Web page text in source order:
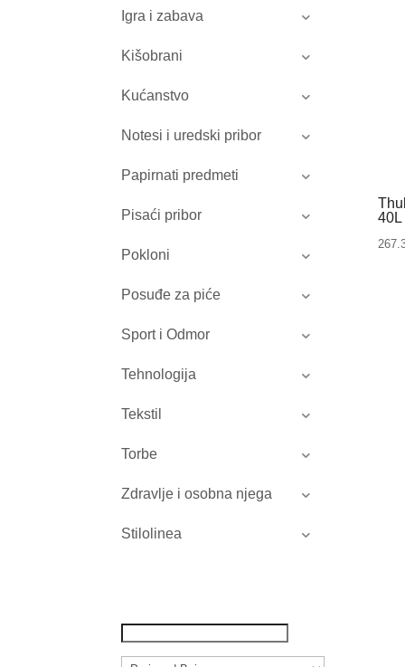
Igra i zabava
Kišobrani
Kućanstvo
Notesi i uredski pribor
Papirnati predmeti
Pisaći pribor
Pokloni
Posuđe za piće
Sport i Odmor
Tehnologija
Tekstil
Torbe
Zdravlje i osobna njega
Stilolinea
40L